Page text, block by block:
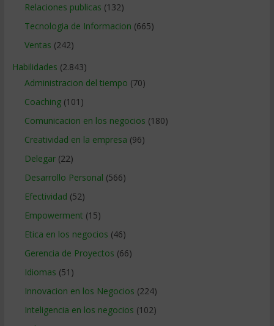
Relaciones publicas (132)
Tecnologia de Informacion (665)
Ventas (242)
Habilidades (2.843)
Administracion del tiempo (70)
Coaching(101)
Comunicacion en los negocios (180)
Creatividad en la empresa (96)
Delegar(22)
Desarrollo Personal (566)
Efectividad (52)
Empowerment (15)
Etica en los negocios (46)
Gerencia de Proyectos (66)
Idiomas (51)
Innovacion en los Negocios (224)
Inteligencia en los negocios (102)